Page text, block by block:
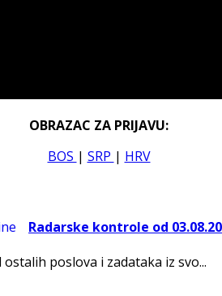
OBRAZAC ZA PRIJAVU:
BOS | SRP | HRV
Radarske kontrole od
poslova i zadataka iz svo...